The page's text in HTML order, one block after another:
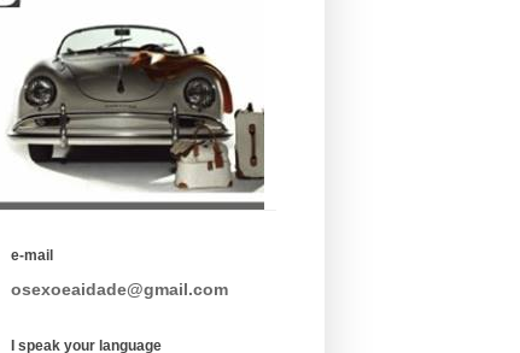
e-mail
osexoeaidade@gmail.com
I speak your language